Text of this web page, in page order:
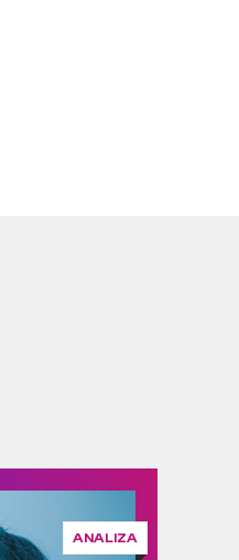
ANALIZA